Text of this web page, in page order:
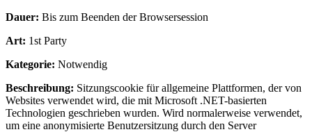
Dauer: Bis zum Beenden der Browsersession
Art: 1st Party
Kategorie: Notwendig
Beschreibung: Sitzungscookie für allgemeine Plattformen, der von
Websites verwendet wird, die mit Microsoft .NET-basierten
Technologien geschrieben wurden. Wird normalerweise verwendet,
um eine anonymisierte Benutzersitzung durch den Server